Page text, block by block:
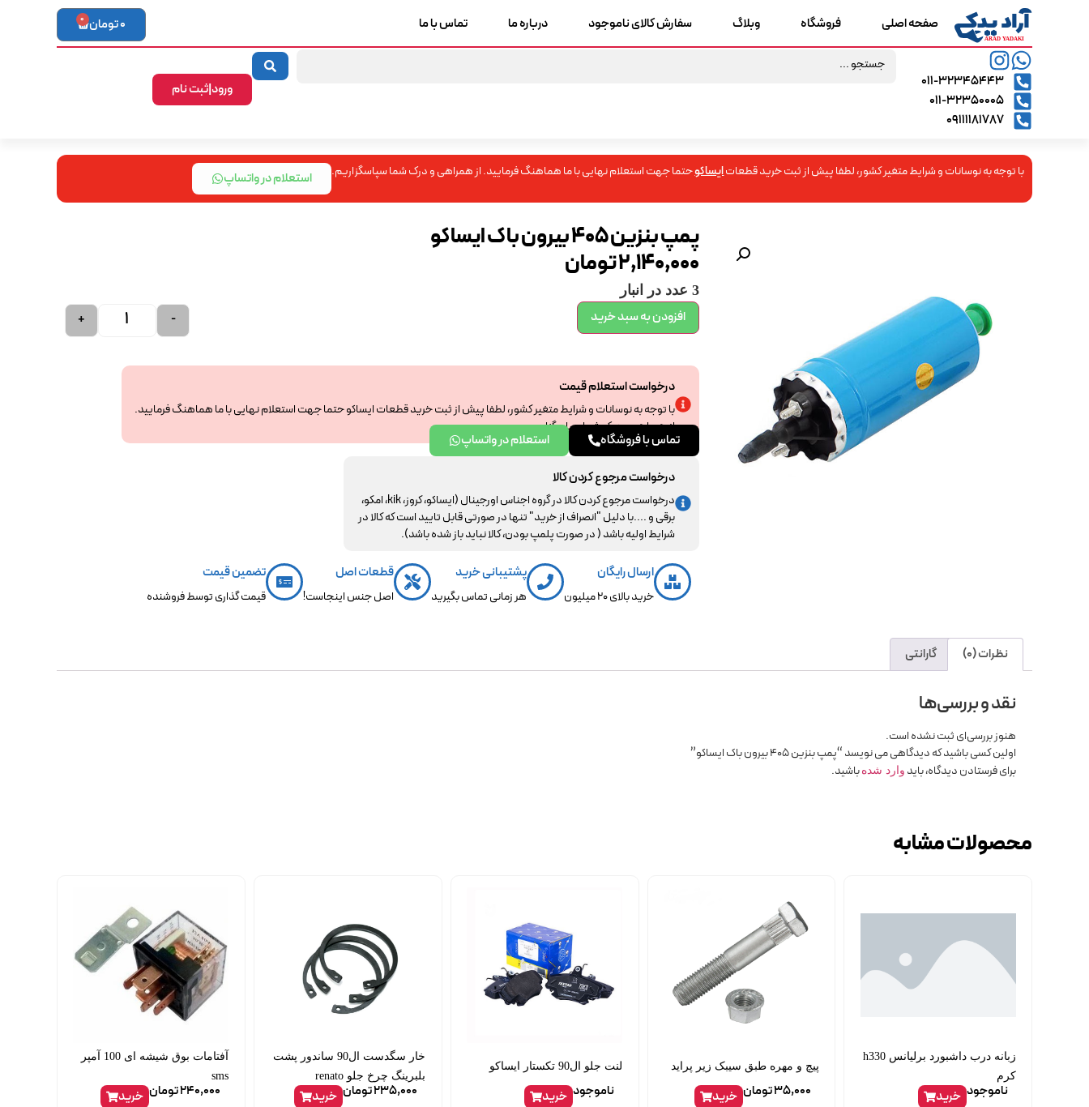
۰۱۱-۳۲۳۴۵۴۴۳
۰۱۱-۳۲۳۵۰۰۰۵
09111181787
ورود|ثبت نام
صفحه اصلی فروشگاه وبلاگ سفارش کالای ناموجود درباره ما تماس با ما 0تومان 0
با توجه به نوسانات و شرایط متغیر کشور، لطفا پیش از ثبت خرید قطعاتایساکوحتما جهت استعلام نهایی با ما هماهنگ فرمایید. از همراهی و درک شما سپاسگزاریم. استعلام در واتساپ
پمپ بنزین 405 بیرون باک ایساکو
2,140,000تومان
3 عدد در انبار
-
+ افزودن به سبد خرید
درخواست استعلام قیمت
با توجه به نوسانات و شرایط متغیر کشور، لطفا پیش از ثبت خرید قطعات ایساکو حتما جهت استعلام نهایی با ما هماهنگ فرمایید.
از همراهی و درک شما سپاسگزاریم.
تماس با فروشگاه
استعلام در واتساپ
درخواست مرجوع کردن کالا
درخواست مرجوع کردن کالا در گروه اجناس اورجینال (ایساکو، کروز، kik، امکو،
برقی و ....با دلیل "انصراف از خرید" تنها در صورتی قابل تایید است که کالا در
شرایط اولیه باشد ( در صورت پلمپ بودن، کالا نباید باز شده باشد).
ارسال رایگان
خرید بالای 20 میلیون
پشتیبانی خرید
هر زمانی تماس بگیرید
قطعات اصل
اصل جنس اینجاست!
تضمین قیمت
قیمت گذاری توسط فروشنده
نظرات (0) گارانتی
نقد و بررسی‌ها
هنوز بررسی‌ای ثبت نشده است.
اولین کسی باشید که دیدگاهی می نویسد “پمپ بنزین 405 بیرون باک ایساکو”
برای فرستادن دیدگاه، باید وارد شده باشید.
محصولات مشابه
زبانه درب داشبورد برلیانس h330
کرم
ناموجود خرید
پیچ و مهره طبق سیبک زیر پراید
35,000تومان خرید
لنت جلو ال90 تکستار ایساکو
ناموجود خرید
خار سگدست ال90 ساندور پشت
بلبرینگ چرخ جلو renato
235,000تومان خرید
آفتامات بوق شیشه ای 100 آمپر
sms
240,000تومان خرید